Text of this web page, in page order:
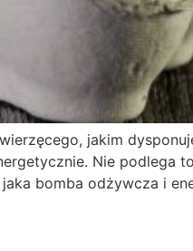
jakim
Nie podlega
bomba odżywcza i